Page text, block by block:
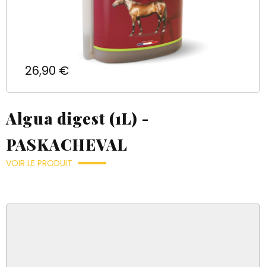
Prix
26,90 €
Algua digest (1L) -
PASKACHEVAL
VOIR LE PRODUIT